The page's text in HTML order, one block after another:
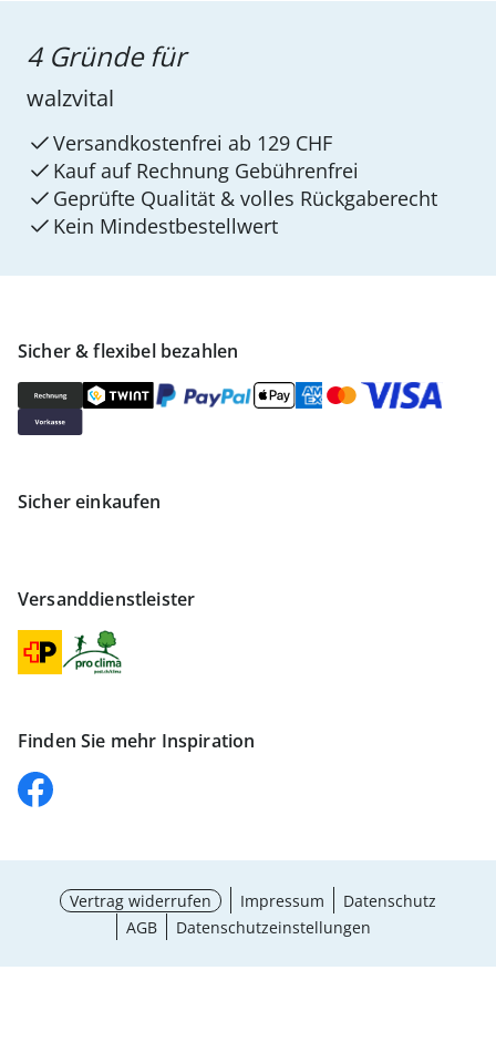
Sicher & flexibel bezahlen
Sicher einkaufen
Versanddienstleister
Finden Sie mehr Inspiration
4 Gründe für
walzvital
Versandkostenfrei ab 129 CHF
Kauf auf Rechnung Gebührenfrei
Geprüfte Qualität & volles Rückgaberecht
Kein Mindest­bestellwert
Vertrag widerrufen Impressum
Datenschutz
AGB
Datenschutzeinstellungen